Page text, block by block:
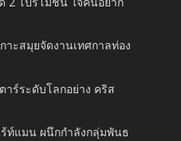
าะสมุยจัดงานเทศกาลท่อง
าร์ระดับโลกอย่าง คริส
ท์แมน ผนึกกำลังกลุ่มพันธ